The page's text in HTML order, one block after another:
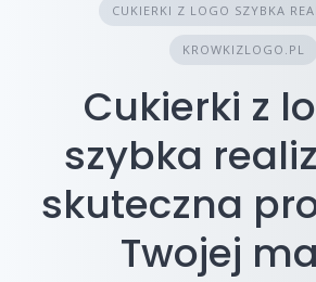
CUKIERKI Z LOGO SZYBKA
KROWKIZLOGO.PL
Cukierki z
szybka
skuteczna
Twojej